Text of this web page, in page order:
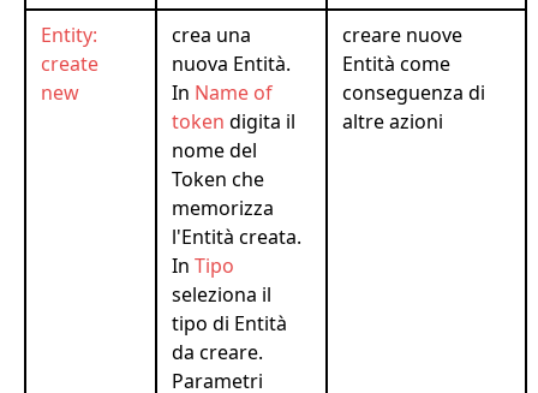
Entity:
create
new
crea una
nuova Entità.
In Name of
token digita il
nome del
Token che
memorizza
l'Entità creata.
In Tipo
seleziona il
tipo di Entità
da creare.
Parametri
creare nuove
Entità come
conseguenza di
altre azioni